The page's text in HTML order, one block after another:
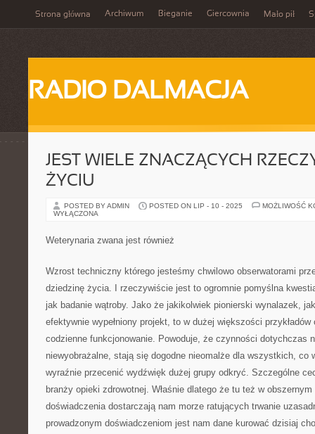
Strona główna Archiwum Bieganie Giercownia Mało pił
RADIO DALMACJA
JEST WIELE ZNACZĄCYCH
ŻYCIU
POSTED BY ADMIN POSTED ON LIP - 10 - 2025
MOŻLIWOŚĆ
WYŁĄCZONA
Weterynaria zwana jest również
Wzrost techniczny którego jesteśmy chwilowo obserwatorami
dziedzinę życia. I rzeczywiście jest to ogromnie pomyślna
jak badanie wątroby. Jako że jakikolwiek pionierski wynalazek,
efektywnie wypełniony projekt, to w dużej większości
codzienne funkcjonowanie. Powoduje, że czynności dotychczas
niewyobrażalne, stają się dogodne nieomalże dla wszystkich, co
wyraźnie przecenić wydźwięk dużej grupy odkryć. Szczególne
branży opieki zdrowotnej. Właśnie dlatego że tu też w
doświadczenia dostarczają nam morze ratujących trwanie
prowadzonym doświadczeniom jest nam dane kurować dzisiaj